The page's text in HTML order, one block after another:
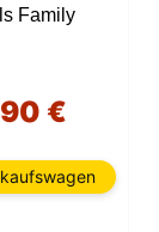
Family
€